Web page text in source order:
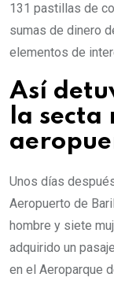
131 pastillas de
sumas de dinero
elementos de
Así
la secta
Unos días
Aeropuerto de
hombre y siete
adquirido un
en el Aeroparque